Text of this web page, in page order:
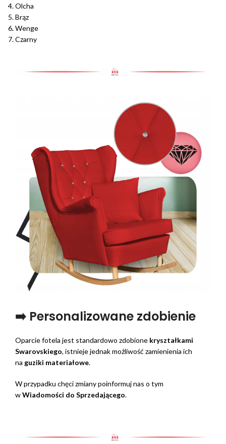
Olcha
Brąz
Wenge
Czarny
➡️ Personalizowane zdobienie
Oparcie fotela jest standardowo zdobione kryształkami
Swarovskiego, istnieje jednak możliwość zamienienia ich
na guziki materiałowe.
W przypadku chęci zmiany poinformuj nas o tym
wWiadomości do Sprzedającego.